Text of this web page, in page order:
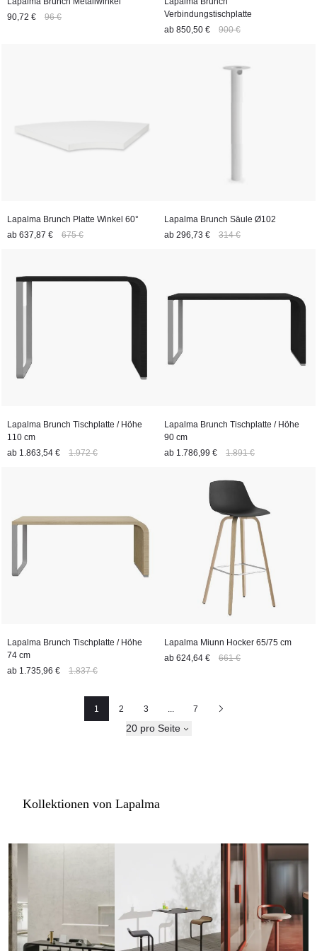
90,72 €
96 €
Verbindungstischplatte
ab 850,50 € 900 €
Lapalma Brunch Platte Winkel 60°
ab 637,87 € 675 €
Lapalma Brunch Säule Ø102
ab 296,73 € 314 €
Lapalma Brunch Tischplatte / Höhe
110 cm
ab 1.863,54 € 1.972 €
Lapalma Brunch Tischplatte / Höhe
90 cm
ab 1.786,99 € 1.891 €
Lapalma Brunch Tischplatte / Höhe
74 cm
ab 1.735,96 € 1.837 €
Lapalma Miunn Hocker 65/75 cm
ab 624,64 € 661 €
Seite
1
Seite
2
Seite
3 7
Nächste
20 pro Seite
Kollektionen von Lapalma